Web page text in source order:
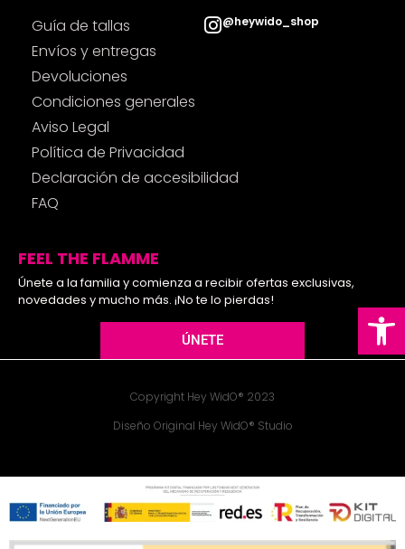
Guía de tallas
Envíos y entregas
Devoluciones
Condiciones generales
Aviso Legal
Política de Privacidad
Declaración de accesibilidad
FAQ
@heywido_shop
FEEL THE FLAMME
Únete a la familia y comienza a recibir ofertas exclusivas,
novedades y mucho más. ¡No te lo pierdas!
ÚNETE
Copyright Hey WidO® 2023
Diseño Original Hey WidO® Studio